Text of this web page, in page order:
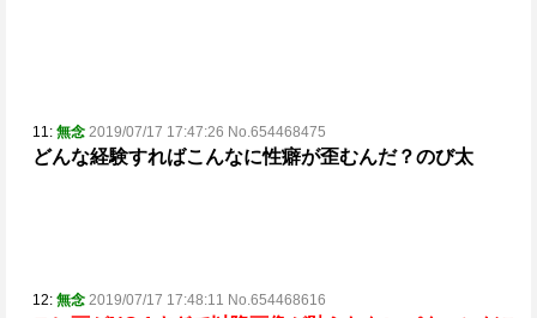
11: 無念 2019/07/17 17:47:26 No.654468475
どんな経験すればこんなに性癖が歪むんだ？のび太
12: 無念 2019/07/17 17:48:11 No.654468616